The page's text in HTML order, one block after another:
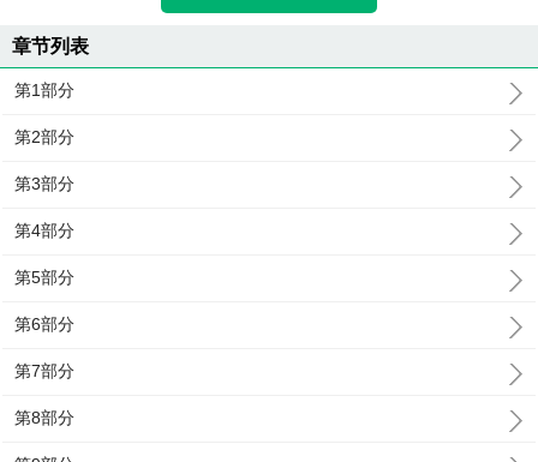
章节列表
第1部分
第2部分
第3部分
第4部分
第5部分
第6部分
第7部分
第8部分